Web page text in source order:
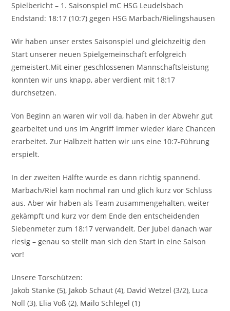
Spielbericht – 1. Saisonspiel mC HSG Leudelsbach
Endstand: 18:17 (10:7) gegen HSG Marbach/Rielingshausen
Wir haben unser erstes Saisonspiel und gleichzeitig den
Start unserer neuen Spielgemeinschaft erfolgreich
gemeistert.Mit einer geschlossenen Mannschaftsleistung
konnten wir uns knapp, aber verdient mit 18:17
durchsetzen.
Von Beginn an waren wir voll da, haben in der Abwehr gut
gearbeitet und uns im Angriff immer wieder klare Chancen
erarbeitet. Zur Halbzeit hatten wir uns eine 10:7-Führung
erspielt.
In der zweiten Hälfte wurde es dann richtig spannend.
Marbach/Riel kam nochmal ran und glich kurz vor Schluss
aus. Aber wir haben als Team zusammengehalten, weiter
gekämpft und kurz vor dem Ende den entscheidenden
Siebenmeter zum 18:17 verwandelt. Der Jubel danach war
riesig – genau so stellt man sich den Start in eine Saison
vor!
Unsere Torschützen:
Jakob Stanke (5), Jakob Schaut (4), David Wetzel (3/2), Luca
Noll (3), Elia Voß (2), Mailo Schlegel (1)